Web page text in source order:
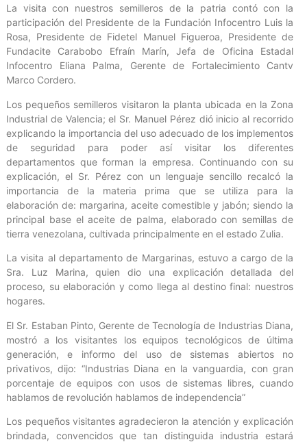
La visita con nuestros semilleros de la patria contó con la
participación del Presidente de la Fundación Infocentro Luis la
Rosa, Presidente de Fidetel Manuel Figueroa, Presidente de
Fundacite Carabobo Efraín Marín, Jefa de Oficina Estadal
Infocentro Eliana Palma, Gerente de Fortalecimiento Cantv
Marco Cordero.
Los pequeños semilleros visitaron la planta ubicada en la Zona
Industrial de Valencia; el Sr. Manuel Pérez dió inicio al recorrido
explicando la importancia del uso adecuado de los implementos
de seguridad para poder así visitar los diferentes
departamentos que forman la empresa. Continuando con su
explicación, el Sr. Pérez con un lenguaje sencillo recalcó la
importancia de la materia prima que se utiliza para la
elaboración de: margarina, aceite comestible y jabón; siendo la
principal base el aceite de palma, elaborado con semillas de
tierra venezolana, cultivada principalmente en el estado Zulia.
La visita al departamento de Margarinas, estuvo a cargo de la
Sra. Luz Marina, quien dio una explicación detallada del
proceso, su elaboración y como llega al destino final: nuestros
hogares.
El Sr. Estaban Pinto, Gerente de Tecnología de Industrias Diana,
mostró a los visitantes los equipos tecnológicos de última
generación, e informo del uso de sistemas abiertos no
privativos, dijo: “Industrias Diana en la vanguardia, con gran
porcentaje de equipos con usos de sistemas libres, cuando
hablamos de revolución hablamos de independencia”
Los pequeños visitantes agradecieron la atención y explicación
brindada, convencidos que tan distinguida industria estará